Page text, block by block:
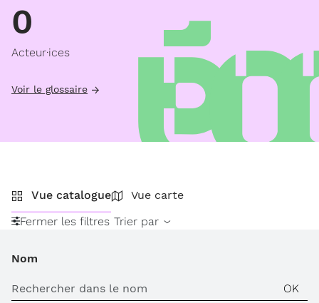
0
Acteur·ices
Voir le glossaire
Vue catalogue
Vue carte
Fermer les filtres Trier par
Nom